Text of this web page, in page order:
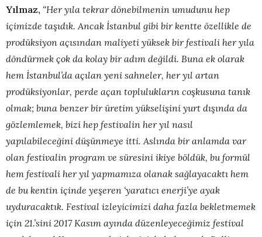
Yılmaz, “Her yıla tekrar dönebilmenin umudunu hep
içimizde taşıdık. Ancak İstanbul gibi bir kentte özellikle de
prodüksiyon açısından maliyeti yüksek bir festivali her yıla
döndürmek çok da kolay bir adım değildi. Buna ek olarak
hem İstanbul’da açılan yeni sahneler, her yıl artan
prodüksiyonlar, perde açan toplulukların coşkusuna tanık
olmak; buna benzer bir üretim yükselişini yurt dışında da
gözlemlemek, bizi hep festivalin her yıl nasıl
yapılabileceğini düşünmeye itti. Aslında bir anlamda var
olan festivalin program ve süresini ikiye böldük, bu formül
hem festivali her yıl yapmamıza olanak sağlayacaktı hem
de bu kentin içinde yeşeren ‘yaratıcı enerji’ye ayak
uyduracaktık. Festival izleyicimizi daha fazla bekletmemek
için 21.’sini 2017 Kasım ayında düzenleyeceğimiz festival